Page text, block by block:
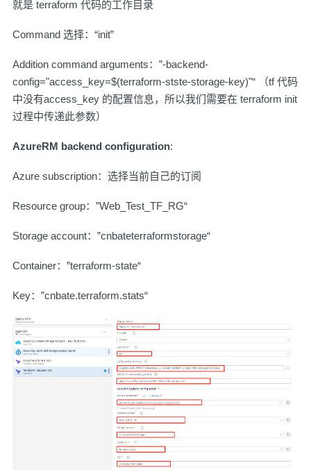
就是 terraform 代码的工作目录
Command 选择：“init”
Addition command arguments：”-backend-
config="access_key=$(terraform-stste-storage-key)"“ （tf 代码
中没有access_key 的配置信息，所以我们需要在 terraform init
过程中传递此参数）
AzureRM backend configuration:
Azure subscription：选择当前自己的订阅
Resource group：”Web_Test_TF_RG“
Storage account：”cnbateterraformstorage“
Container：”terraform-state“
Key：”cnbate.terraform.stats“